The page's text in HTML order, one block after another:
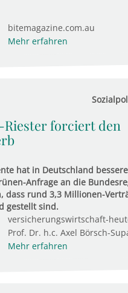
bitemagazine.com.au
Mehr erfahren
forciert den
hat in Deutschland
Anfrage an die
dass rund 3,3 Millionen-
gestellt sind.
versicherungswirtschaft-
Prof. Dr. h.c. Axel Börsch-
Mehr erfahren